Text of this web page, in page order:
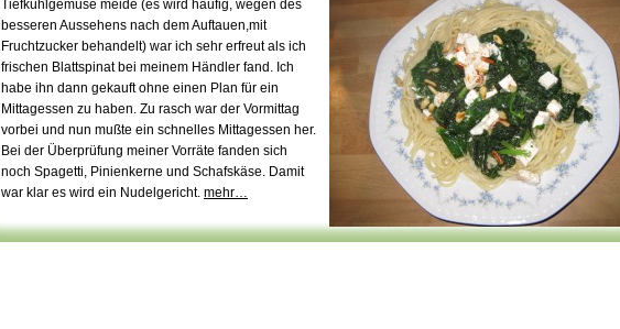
Tiefkühlgemüse meide (es wird häufig, wegen des
besseren Aussehens nach dem Auftauen,mit
Fruchtzucker behandelt) war ich sehr erfreut als ich
frischen Blattspinat bei meinem Händler fand. Ich
habe ihn dann gekauft ohne einen Plan für ein
Mittagessen zu haben. Zu rasch war der Vormittag
vorbei und nun mußte ein schnelles Mittagessen her.
Bei der Überprüfung meiner Vorräte fanden sich
noch Spagetti, Pinienkerne und Schafskäse. Damit
war klar es wird ein Nudelgericht. mehr…